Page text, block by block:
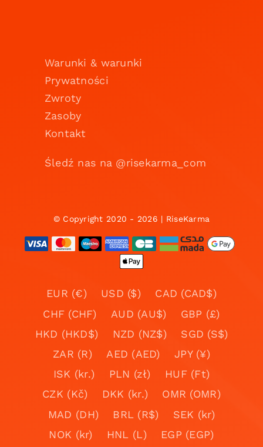
Warunki & warunki
Prywatności
Zwroty
Zasoby
Kontakt
Śledź nas na @risekarma_com
© Copyright 2020 - 2026 | RiseKarma
EUR (€) USD ($)
CAD (CAD$)
CHF (CHF)
AUD (AU$)
GBP (£)
HKD (HKD$)
NZD (NZ$)
SGD (S$)
ZAR (R)
AED (AED)
JPY (¥)
ISK (kr.)
PLN (zł)
HUF (Ft)
CZK (Kč)
DKK (kr.)
OMR (OMR)
MAD (DH)
BRL (R$)
SEK (kr)
NOK (kr)
HNL (L)
EGP (EGP)